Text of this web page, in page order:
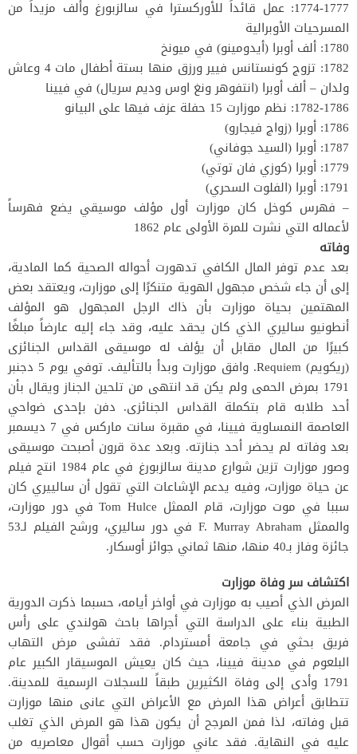
1774-1777: عمل قائداً للأوركسترا في سالزبورغ وألف مزيداً من
المسرحيات الأوبرالية
1780: ألف أوبرا (أيدومينو) في ميونخ
1782: تزوج كونستانس فيير ورزق منها بستة أطفال مات 4 وعاش
ولدان – ألف أوبرا (انتفوهر ونغ اوس وديم سريال) في فيينا
1782-1786: نظم موزارت 15 حفلة عزف فيها على البيانو
1786: أوبرا (زواج فيجارو)
1787: أوبرا (السيد جوفاني)
1779: أوبرا (كوزي فان توتي)
1791: أوبرا (الفلوت السحري)
– فهرس كوخل كان موزارت أول مؤلف موسيقي يضع فهرساً
لأعماله التي نشرت للمرة الأولى عام 1862
وفاته
بعد عدم توفر المال الكافي تدهورت أحواله الصحية كما المادية،
إلى أن جاء شخص مجهول الهوية متنكرًا إلى موزارت، ويعتقد بعض
المهتمين بحياة موزارت بأن ذاك الرجل المجهول هو المؤلف
أنطونيو ساليري الذي كان يحقد عليه، وقد جاء إليه عارضاً مبلغًا
كبيرًا من المال مقابل أن يؤلف له موسيقى القداس الجنائزى
(ريكويم) Requiem. وافق موزارت وبدأ بالتأليف. توفي يوم 5 دجنبر
1791 بمرض الحمى ولم يكن قد انتهى من تلحين الجناز ويقال بأن
أحد طلابه قام بتكملة القداس الجنائزى. دفن بإحدى ضواحي
العاصمة النمساوية فيينا، في مقبرة سانت ماركس في 7 ديسمبر
بعد وفاته لم يحضر أحد جنازته. وبعد عدة قرون أصبحت موسيقى
وصور موزارت تزين شوارع مدينة سالزبورغ في عام 1984 انتج فيلم
عن حياة موزارت، وفيه يدعم الإشاعات التي تقول أن سالييري كان
سببا في موت موزارت، قام الممثل Tom Hulce في دور موزارت،
والممثل F. Murray Abraham في دور ساليري، ورشح الفيلم لـ53
جائزة وفاز بـ40 منها، منها ثماني جوائز أوسكار.
اكتشاف سر وفاة موزارت
المرض الذي أصيب به موزارت في أواخر أيامه، حسبما ذكرت الدورية
الطبية بناء على الدراسة التي أجراها باحث هولندي على رأس
فريق بحثي في جامعة أمستردام. فقد تفشى مرض التهاب
البلعوم في مدينة فيينا، حيث كان يعيش الموسيقار الكبير عام
1791 وأدى إلى وفاة الكثيرين طبقاً للسجلات الرسمية للمدينة.
تتطابق أعراض هذا المرض مع الأعراض التي عانى منها موزارت
قبل وفاته، لذا فمن المرجح أن يكون هذا هو المرض الذي تغلب
عليه في النهاية. فقد عاني موزارت حسب أقوال معاصريه من